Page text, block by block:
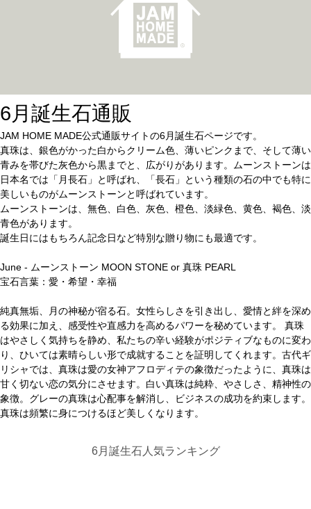
6月誕生石通販
JAM HOME MADE公式通販サイトの6月誕生石ページです。
真珠は、銀色がかった白からクリーム色、薄いピンクまで、そして薄い
青みを帯びた灰色から黒までと、広がりがあります。ムーンストーンは
日本名では「月長石」と呼ばれ、「長石」という種類の石の中でも特に
美しいものがムーンストーンと呼ばれています。
ムーンストーンは、無色、白色、灰色、橙色、淡緑色、黄色、褐色、淡
青色があります。
誕生日にはもちろん記念日など特別な贈り物にも最適です。
June - ムーンストーン MOON STONE or 真珠 PEARL
宝石言葉：愛・希望・幸福
純真無垢、月の神秘が宿る石。女性らしさを引き出し、愛情と絆を深め
る効果に加え、感受性や直感力を高めるパワーを秘めています。 真珠
はやさしく気持ちを静め、私たちの辛い経験がポジティブなものに変わ
り、ひいては素晴らしい形で成就することを証明してくれます。古代ギ
リシャでは、真珠は愛の女神アフロディテの象徴だったように、真珠は
甘く切ない恋の気分にさせます。白い真珠は純粋、やさしさ、精神性の
象徴。グレーの真珠は心配事を解消し、ビジネスの成功を約束します。
真珠は頻繁に身につけるほど美しくなります。
6月誕生石人気ランキング